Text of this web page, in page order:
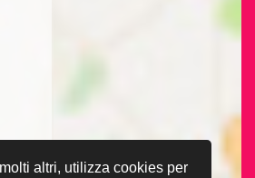
altri, utilizza cookies per